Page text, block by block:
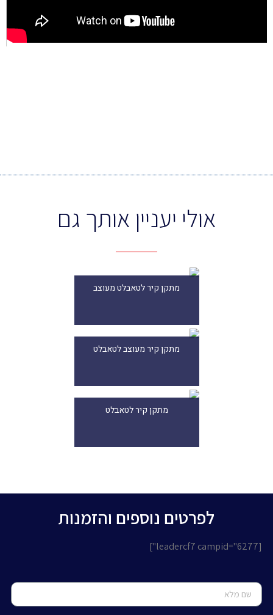
אולי יעניין אותך גם
מתקן קיר לטאבלט מעוצב
מתקן קיר מעוצב לטאבלט
מתקן קיר לטאבלט
לפרטים נוספים והזמנות
[leadercf7 campid="6277"]